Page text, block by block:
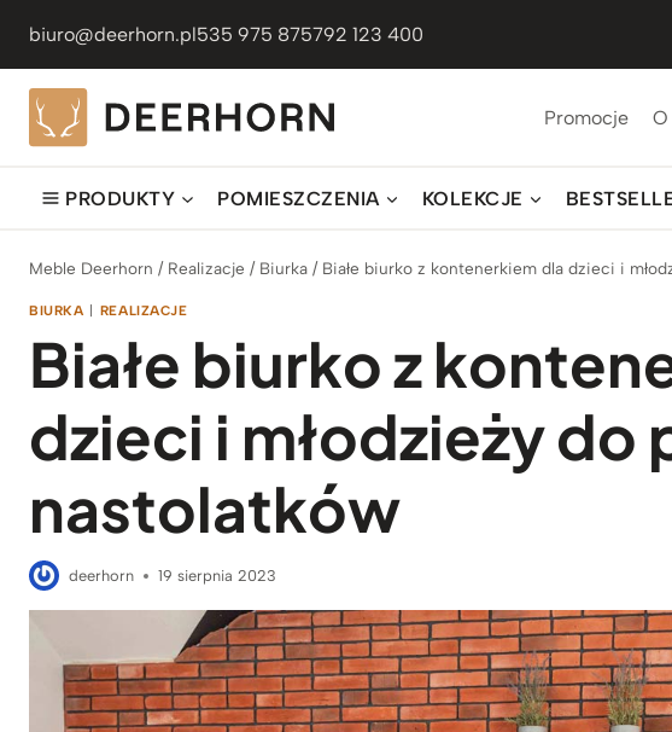
treści
biuro@deerhorn.pl535 975 875792 123 400
Promocje O
PRODUKTY POMIESZCZENIA KOLEKCJE
Meble Deerhorn / Realizacje / Biurka / Białe biurko z kontenerkiem dla dzieci i
BIURKA | REALIZACJE
Białe biurko z
dzieci i młodzieży do
nastolatków
deerhorn 19 sierpnia 2023